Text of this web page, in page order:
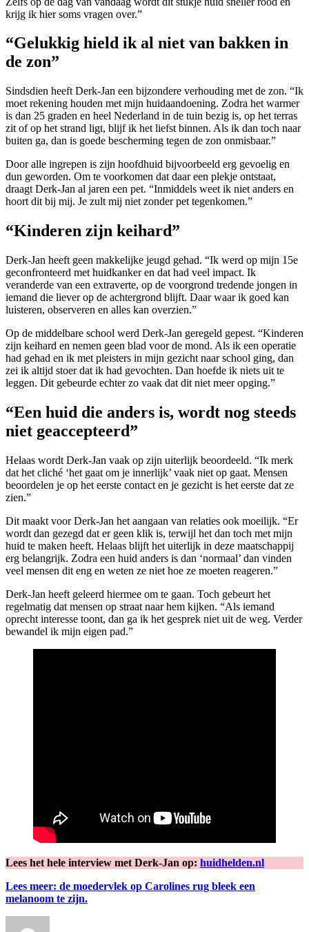
krijg ik hier soms vragen over.”
“Gelukkig hield ik al niet van bakken in
de zon”
Sindsdien heeft Derk-Jan een bijzondere verhouding met de zon. “Ik
moet rekening houden met mijn huidaandoening. Zodra het warmer
is dan 25 graden en heel Nederland in de tuin bezig is, op het terras
zit of op het strand ligt, blijf ik het liefst binnen. Als ik dan toch naar
buiten ga, dan is goede bescherming tegen de zon onmisbaar.”
Door alle ingrepen is zijn hoofdhuid bijvoorbeeld erg gevoelig en
dun geworden. Om te voorkomen dat daar een plekje ontstaat,
draagt Derk-Jan al jaren een pet. “Inmiddels weet ik niet anders en
hoort dit bij mij. Je zult mij niet zonder pet tegenkomen.”
“Kinderen zijn keihard”
Derk-Jan heeft geen makkelijke jeugd gehad. “Ik werd op mijn 15e
geconfronteerd met huidkanker en dat had veel impact. Ik
veranderde van een extraverte, op de voorgrond tredende jongen in
iemand die liever op de achtergrond blijft. Daar waar ik goed kan
luisteren, observeren en alles kan overzien.”
Op de middelbare school werd Derk-Jan geregeld gepest. “Kinderen
zijn keihard en nemen geen blad voor de mond. Als ik een operatie
had gehad en ik met pleisters in mijn gezicht naar school ging, dan
zei ik altijd stoer dat ik had gevochten. Dan hoefde ik niets uit te
leggen. Dit gebeurde echter zo vaak dat dit niet meer opging.”
“Een huid die anders is, wordt nog steeds
niet geaccepteerd”
Helaas wordt Derk-Jan vaak op zijn uiterlijk beoordeeld. “Ik merk
dat het cliché ‘het gaat om je innerlijk’ vaak niet op gaat. Mensen
beoordelen je op het eerste contact en je gezicht is het eerste dat ze
zien.”
Dit maakt voor Derk-Jan het aangaan van relaties ook moeilijk. “Er
wordt dan gezegd dat er geen klik is, terwijl het dan toch met mijn
huid te maken heeft. Helaas blijft het uiterlijk in deze maatschappij
erg belangrijk. Zodra een huid anders is dan ‘normaal’ dan vinden
veel mensen dit eng en weten ze niet hoe ze moeten reageren.”
Derk-Jan heeft geleerd hiermee om te gaan. Toch gebeurt het
regelmatig dat mensen op straat naar hem kijken. “Als iemand
oprecht interesse toont, dan ga ik het gesprek niet uit de weg. Verder
bewandel ik mijn eigen pad.”
Lees het hele interview met Derk-Jan op: huidhelden.nl
Lees meer: de moedervlek op Carolines rug bleek een
melanoom te zijn.